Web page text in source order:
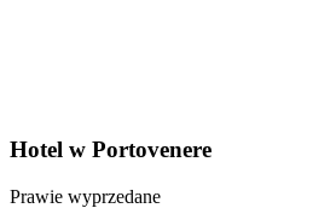
Hotel w Portovenere
Prawie wyprzedane